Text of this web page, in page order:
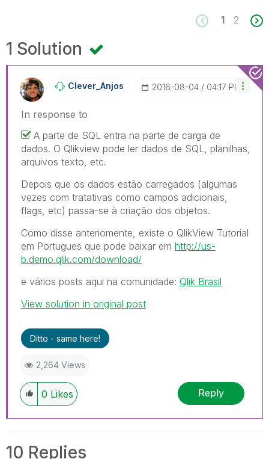
1 2
1 Solution
Clever_Anjos ‎2016-08-04 04:17 PM
In response to
A parte de SQL entra na parte de carga de
dados. O Qlikview pode ler dados de SQL, planilhas,
arquivos texto, etc.
Depois que os dados estão carregados (algumas
vezes com tratativas como campos adicionais,
flags, etc) passa-se à criação dos objetos.
Como disse anteriomente, existe o QlikView Tutorial
em Portugues que pode baixar em http://us-
b.demo.qlik.com/download/
e vários posts aqui na comunidade: Qlik Brasil
View solution in original post
Ditto - same here!
2,264 Views
0 Likes Reply
10 Replies